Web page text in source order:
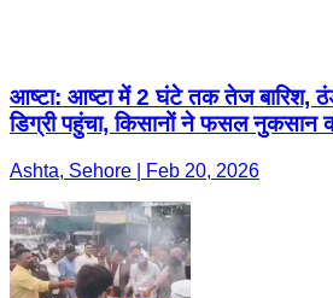
आष्टा: आष्टा में 2 घंटे तक तेज बारिश,
डिग्री पहुंचा, किसानों ने फसल नुकसान
Ashta, Sehore | Feb 20, 2026